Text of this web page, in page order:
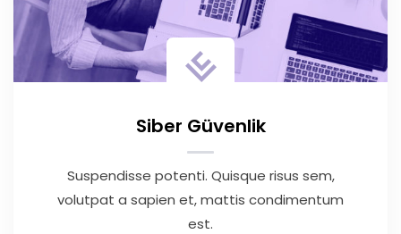
Siber Güvenlik
Suspendisse potenti. Quisque risus sem,
volutpat a sapien et, mattis condimentum
est.